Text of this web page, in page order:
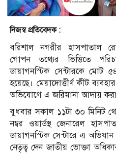
নিজস্ব প্রতিবেদক :
বরিশাল নগরীর হাসপাতাল
গোপন তথ্যের ভিত্তিতে
ডায়াগনস্টিক সেন্টারকে মোট
হয়েছে। মেয়াদোত্তীর্ণ কীট
অভিযোগে এ জরিমানা আদায়
বুধবার সকাল ১১টা ৩০ মিনিট
নম্বর ওয়ার্ডস্থ জেনারেল
ডায়াগনস্টিক সেন্টারে এ
নেতৃত্ব দেন জাতীয় ভোক্তা